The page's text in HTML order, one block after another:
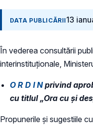
DATA PUBLICĂRII13
În vederea consultării
interinstituționale,
O R D I Nprivind
cu titlul „Ora cu și
Propunerile și sugestiile